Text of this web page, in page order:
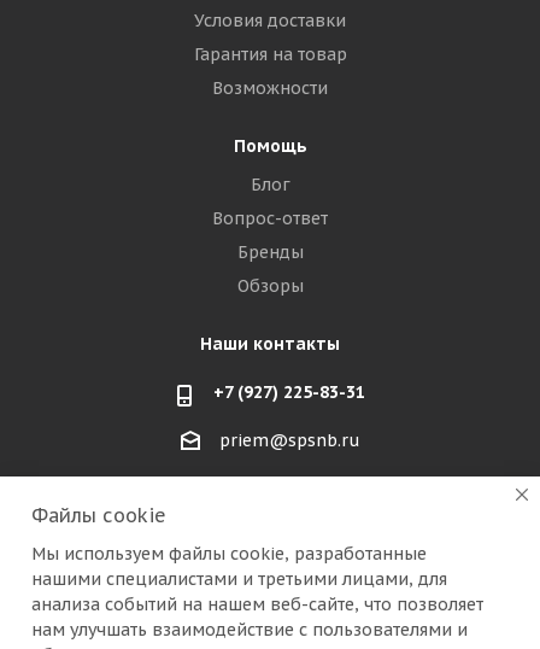
Условия доставки
Гарантия на товар
Возможности
Помощь
Блог
Вопрос-ответ
Бренды
Обзоры
Наши контакты
+7 (927) 225-83-31
priem@spsnb.ru
г. Александров (Владимирская область)
г. Москва (радио рынок "Митино")
Файлы cookie
Мы используем файлы cookie, разработанные
нашими специалистами и третьими лицами, для
анализа событий на нашем веб-сайте, что позволяет
нам улучшать взаимодействие с пользователями и